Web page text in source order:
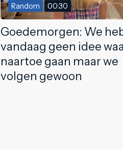
Random 00:30
Goedemorgen: We
vandaag geen idee
naartoe gaan maar we
volgen gewoon